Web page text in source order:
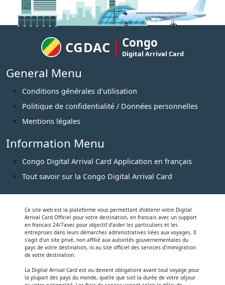
CGDAC Congo
Digital Arrival Card
General Menu
Conditions générales d'utilisation
Politique de confidentialité / Données personnelles
Mentions légales
Information Menu
Congo Digital Arrival Card Application en français
Tout savoir sur la Congo Digital Arrival Card
Ce site web est la plateforme vous permettant d’obtenir votre Digital
Arrival Card Officiel pour votre destination, en francais avec un support
en francais 24/7avec pour objectif d’aider les particuliers et les
entreprises dans leurs démarches administratives liées aux voyages. Il
s'agit d'un site privé, non affilié aux autorités gouvernementales du
pays de votre destination, ni au site officiel des services d’immigration
de votre destination.
La Digital Arrival Card est ou devient obligatoire avant tout voyage pour
la plupart des pays du monde, quelle que soit la durée de votre séjour